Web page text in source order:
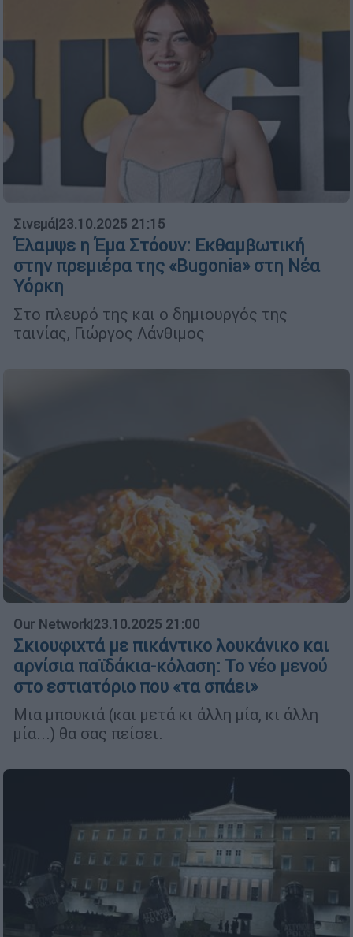
Σινεμά|23.10.2025 21:15
Έλαμψε η Έμα Στόουν: Εκθαμβωτική
στην πρεμιέρα της «Bugonia» στη Νέα
Υόρκη
Στο πλευρό της και ο δημιουργός της
ταινίας, Γιώργος Λάνθιμος
Our Network|23.10.2025 21:00
Σκιουφιχτά με πικάντικο λουκάνικο και
αρνίσια παϊδάκια-κόλαση: Το νέο μενού
στο εστιατόριο που «τα σπάει»
Μια μπουκιά (και μετά κι άλλη μία, κι άλλη
μία...) θα σας πείσει.